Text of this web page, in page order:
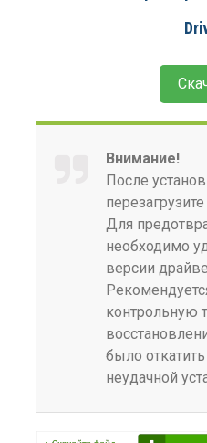
Внимание!
После
Для
необходимо
версии
контрольную
было
неудачной